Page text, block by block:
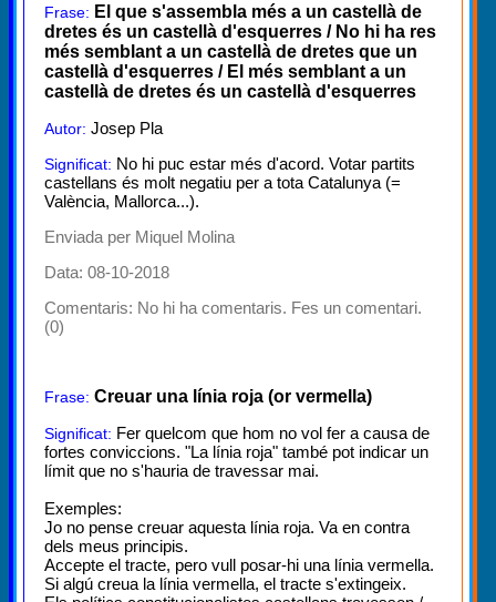
Frase: El que s'assembla més a un castellà de
dretes és un castellà d'esquerres / No hi ha res
més semblant a un castellà de dretes que un
castellà d'esquerres / El més semblant a un
castellà de dretes és un castellà d'esquerres
Autor: Josep Pla
Significat: No hi puc estar més d'acord. Votar partits
castellans és molt negatiu per a tota Catalunya (=
València, Mallorca...).
Enviada per Miquel Molina
Data: 08-10-2018
Comentaris: No hi ha comentaris. Fes un comentari.
(0)
Frase: Creuar una línia roja (or vermella)
Significat: Fer quelcom que hom no vol fer a causa de
fortes conviccions. "La línia roja" també pot indicar un
límit que no s'hauria de travessar mai.
Exemples:
Jo no pense creuar aquesta línia roja. Va en contra
dels meus principis.
Accepte el tracte, pero vull posar-hi una línia vermella.
Si algú creua la línia vermella, el tracte s'extingeix.